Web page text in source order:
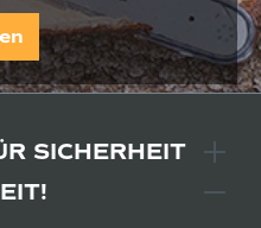
SICHERHEIT